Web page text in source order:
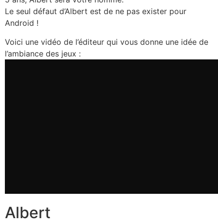
Le seul défaut d’Albert est de ne pas exister pour
Android !
Voici une vidéo de l’éditeur qui vous donne une idée de
l’ambiance des jeux :
Albert